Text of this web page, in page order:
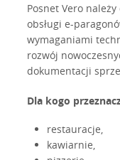
Posnet Vero
obsługi e-
wymaganiami
rozwój
dokumentacji
Dla kogo
restauracje,
kawiarnie,